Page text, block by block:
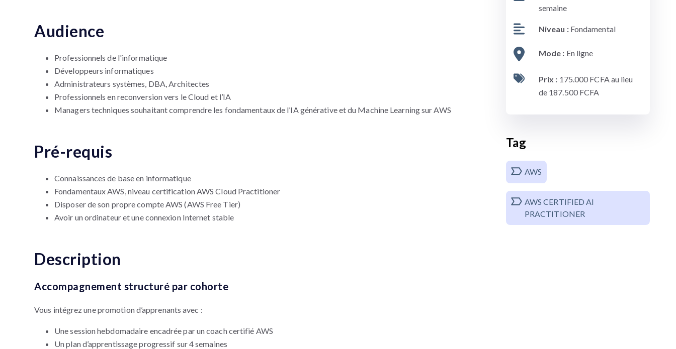
Audience
Professionnels de l'informatique
Développeurs informatiques
Administrateurs systèmes, DBA, Architectes
Professionnels en reconversion vers le Cloud et l’IA
Managers techniques souhaitant comprendre les fondamentaux de l’IA générative et du Machine Learning sur AWS
Pré-requis
Connaissances de base en informatique
Fondamentaux AWS, niveau certification AWS Cloud Practitioner
Disposer de son propre compte AWS (AWS Free Tier)
Avoir un ordinateur et une connexion Internet stable
Description
Accompagnement structuré par cohorte
Vous intégrez une promotion d’apprenants avec :
Une session hebdomadaire encadrée par un coach certifié AWS
Un plan d’apprentissage progressif sur 4 semaines
semaine
Niveau : Fondamental
Mode : En ligne
Prix : 175.000 FCFA au lieu
de 187.500 FCFA
Tag
AWS
AWS CERTIFIED AI
PRACTITIONER